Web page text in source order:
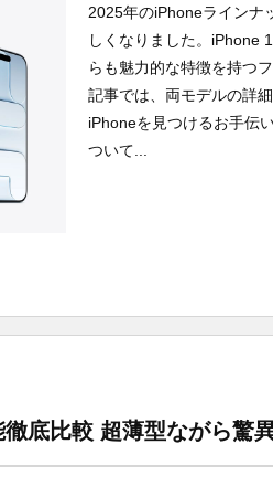
2025年のiPhoneラインナ
しくなりました。iPhone
らも魅力的な特徴を持つ
記事では、両モデルの詳
iPhoneを見つけるお手伝
ついて...
底比較 超薄型ながら驚